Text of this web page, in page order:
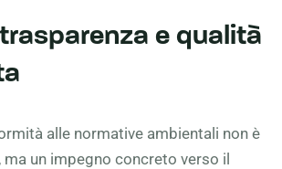
e qualità
alle normative ambientali non è
un impegno concreto verso il